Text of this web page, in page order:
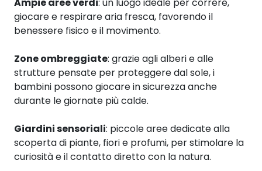
Ampie aree verdi: un luogo ideale per correre,
giocare e respirare aria fresca, favorendo il
benessere fisico e il movimento.
Zone ombreggiate: grazie agli alberi e alle
strutture pensate per proteggere dal sole, i
bambini possono giocare in sicurezza anche
durante le giornate più calde.
Giardini sensoriali: piccole aree dedicate alla
scoperta di piante, fiori e profumi, per stimolare la
curiosità e il contatto diretto con la natura.